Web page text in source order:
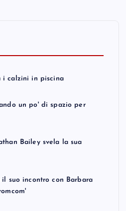
i calzini in piscina
un po' di spazio per
Bailey svela la sua
il suo incontro con Barbara